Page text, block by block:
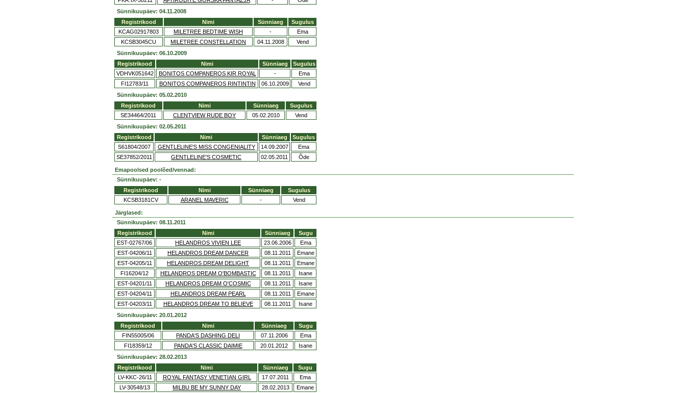
Sünnikuupäev: 04.11.2008
Registrikood
Nimi Sünniaeg
Sugulus
KCAG02917803
MILETREE BEDTIME WISH -
Ema
KCSB3045CU
MILETREE CONSTELLATION 04.11.2008
Vend
Sünnikuupäev: 06.10.2009
Registrikood
Nimi Sünniaeg
Sugulus
VDHVK051642
BONITOS COMPANEROS KIR ROYAL -
Ema
FI12783/11
BONITOS COMPANEROS RINTINTIN 06.10.2009
Vend
Sünnikuupäev: 05.02.2010
Registrikood
Nimi Sünniaeg
Sugulus
SE34464/2011
CLENTVIEW RUDE BOY 05.02.2010
Vend
Sünnikuupäev: 02.05.2011
Registrikood
Nimi Sünniaeg
Sugulus
S61804/2007
GENTLELINE'S MISS CONGENIALITY 14.09.2007
Ema
SE37852/2011
GENTLELINE'S COSMETIC 02.05.2011 Õde
Emapoolsed poolõed/vennad:
Sünnikuupäev: -
Registrikood
Nimi Sünniaeg
Sugulus
KCSB3181CV
ARANEL MAVERIC - Vend
Järglased:
Sünnikuupäev: 08.11.2011
Registrikood
Nimi Sünniaeg
Sugu
EST-02767/06
HELANDROS VIVIEN LEE 23.06.2006
Ema
EST-04206/11
HELANDROS DREAM DANCER 08.11.2011
Emane
EST-04205/11
HELANDROS DREAM DELIGHT 08.11.2011
Emane
FI16204/12
HELANDROS DREAM O'BOMBASTIC 08.11.2011
Isane
EST-04201/11
HELANDROS DREAM O'COSMIC 08.11.2011
Isane
EST-04204/11
HELANDROS DREAM PEARL 08.11.2011
Emane
EST-04203/11
HELANDROS DREAM TO BELIEVE 08.11.2011
Isane
Sünnikuupäev: 20.01.2012
Registrikood
Nimi Sünniaeg
Sugu
FIN55005/06
PANDA'S DASHING DELI 07.11.2006
Ema
FI18359/12
PANDA'S CLASSIC DAIMIE 20.01.2012
Isane
Sünnikuupäev: 28.02.2013
Registrikood
Nimi Sünniaeg
Sugu
LV-KKC-26/11
ROYAL FANTASY VENETIAN GIRL 17.07.2011
Ema
LV-30548/13
MILBU BE MY SUNNY DAY 28.02.2013 Emane